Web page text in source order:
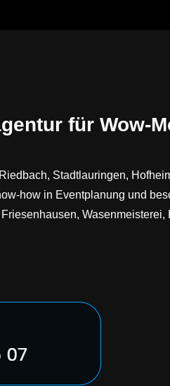
für Wow-
Stadtlauringen,
how in Eventplanung und